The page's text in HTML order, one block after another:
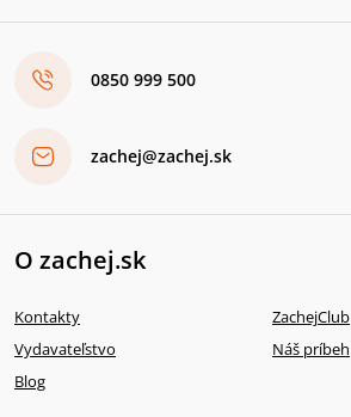
0850 999 500
zachej@zachej.sk
O zachej.sk
Kontakty
ZachejClub
Vydavateľstvo
Náš príbeh
Blog